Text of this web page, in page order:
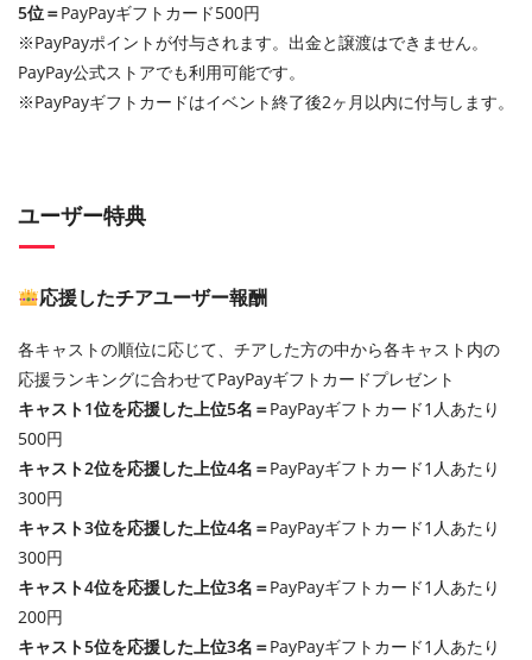
5位＝PayPayギフトカード500円
※PayPayポイントが付与されます。出金と譲渡はできません。
PayPay公式ストアでも利用可能です。
※PayPayギフトカードはイベント終了後2ヶ月以内に付与します。
ユーザー特典
応援したチアユーザー報酬
各キャストの順位に応じて、チアした方の中から各キャスト内の
応援ランキングに合わせてPayPayギフトカードプレゼント
キャスト1位を応援した上位5名＝PayPayギフトカード1人あたり
500円
キャスト2位を応援した上位4名＝PayPayギフトカード1人あたり
300円
キャスト3位を応援した上位4名＝PayPayギフトカード1人あたり
300円
キャスト4位を応援した上位3名＝PayPayギフトカード1人あたり
200円
キャスト5位を応援した上位3名＝PayPayギフトカード1人あたり